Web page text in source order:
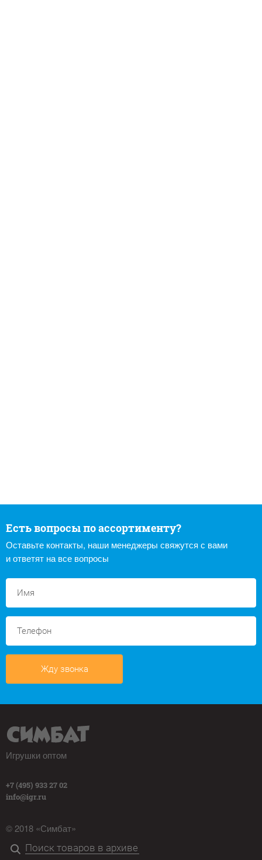
Есть вопросы по ассортименту?
Оставьте контакты, наши менеджеры свяжутся с вами
и ответят на все вопросы
Жду звонка
Игрушки оптом
+7 (495) 933 27 02
info@igr.ru
© 2018 «Симбат»